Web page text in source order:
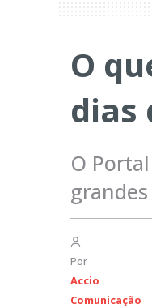
O
dias
O
Por
Accio
Comunicação